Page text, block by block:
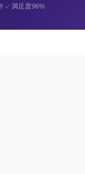
✓満足度96%